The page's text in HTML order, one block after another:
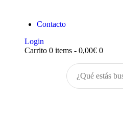
Contacto
Login
Carrito 0 items - 0,00€ 0